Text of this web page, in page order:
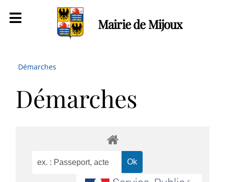
Mairie de Mijoux
Démarches
Démarches